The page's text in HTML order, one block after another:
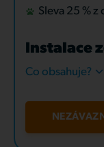
Sleva 25 % z
Instalace
Co obsahuje?